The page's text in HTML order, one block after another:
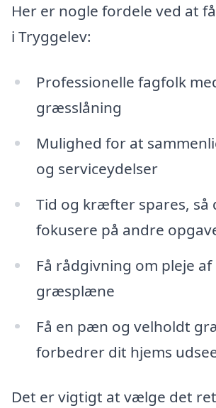
Her er nogle fordele ved at
i Tryggelev:
Professionelle fagfolk
græsslåning
Mulighed for at
og serviceydelser
Tid og kræfter spares, så
fokusere på andre
Få rådgivning om pleje af
græsplæne
Få en pæn og velholdt
forbedrer dit hjems
Det er vigtigt at vælge det